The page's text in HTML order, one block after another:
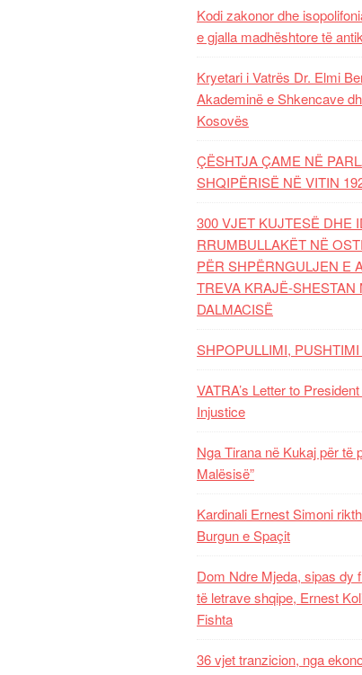
Kodi zakonor dhe
e gjalla madhështore të
Kryetari i Vatrës Dr. Elmi
Akademinë e Shkencave
Kosovës
ÇËSHTJA ÇAME NË
SHQIPËRISË NË VITIN
300 VJET KUJTESË DHE
RRUMBULLAKËT NË
PËR SHPËRNGULJEN E
TREVA KRAJË-SHESTAN
DALMACISË
SHPOPULLIMI,
VATRA’s Letter to
Injustice
Nga Tirana në Kukaj për të
Malësisë”
Kardinali Ernest Simoni
Burgun e Spaçit
Dom Ndre Mjeda, sipas dy
të letrave shqipe, Ernest
Fishta
36 vjet tranzicion, nga